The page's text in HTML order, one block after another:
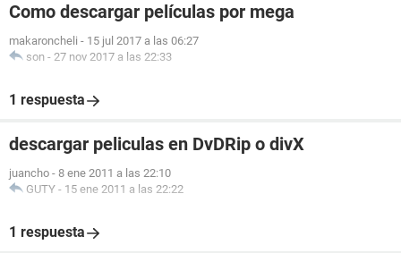
Como descargar películas por mega
makaroncheli - 15 jul 2017 a las 06:27
son - 27 nov 2017 a las 22:33
1 respuesta
descargar peliculas en DvDRip o divX
juancho - 8 ene 2011 a las 22:10
GUTY - 15 ene 2011 a las 22:22
1 respuesta